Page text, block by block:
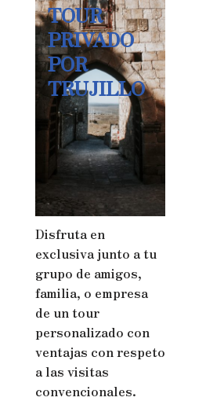
TOUR
PRIVADO
POR
TRUJILLO
Disfruta en
exclusiva junto a tu
grupo de amigos,
familia, o empresa
de un tour
personalizado con
ventajas con respeto
a las visitas
convencionales.